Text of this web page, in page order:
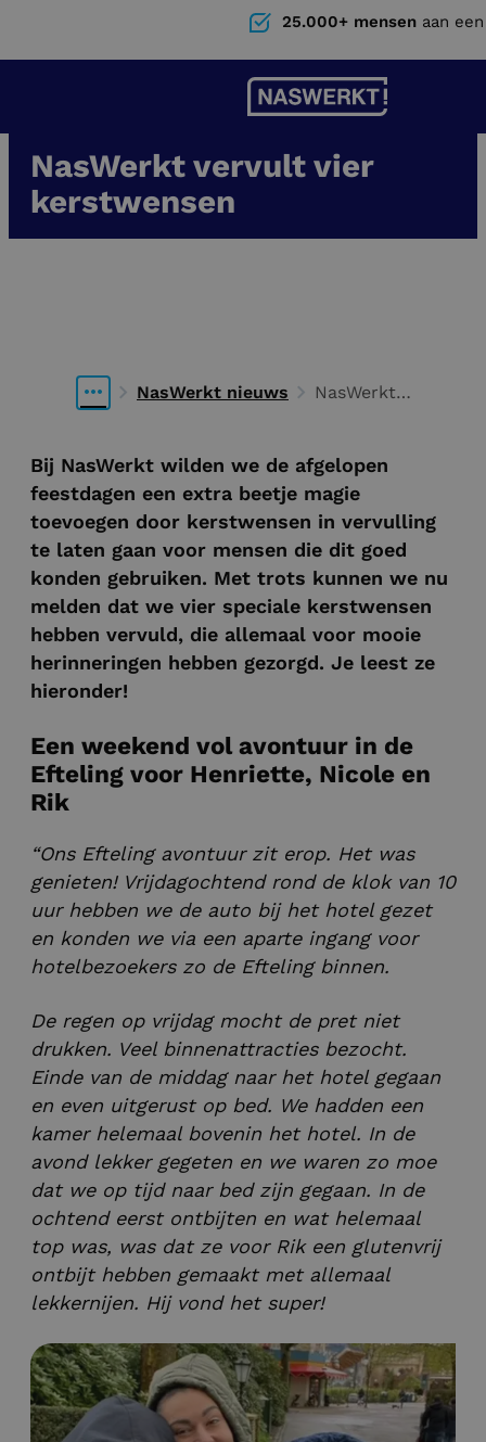
25.000+ mensen aan
NasWerkt vervult vier
kerstwensen
NasWerkt nieuws
NasWerkt
Bij NasWerkt wilden we de afgelopen
feestdagen een extra beetje magie
toevoegen door kerstwensen in vervulling
te laten gaan voor mensen die dit goed
konden gebruiken. Met trots kunnen we nu
melden dat we vier speciale kerstwensen
hebben vervuld, die allemaal voor mooie
herinneringen hebben gezorgd. Je leest ze
hieronder!
Een weekend vol avontuur in de
Efteling voor Henriette, Nicole en
Rik
“Ons Efteling avontuur zit erop. Het was
genieten! Vrijdagochtend rond de klok van 10
uur hebben we de auto bij het hotel gezet
en konden we via een aparte ingang voor
hotelbezoekers zo de Efteling binnen.
De regen op vrijdag mocht de pret niet
drukken. Veel binnenattracties bezocht.
Einde van de middag naar het hotel gegaan
en even uitgerust op bed. We hadden een
kamer helemaal bovenin het hotel. In de
avond lekker gegeten en we waren zo moe
dat we op tijd naar bed zijn gegaan. In de
ochtend eerst ontbijten en wat helemaal
top was, was dat ze voor Rik een glutenvrij
ontbijt hebben gemaakt met allemaal
lekkernijen. Hij vond het super!